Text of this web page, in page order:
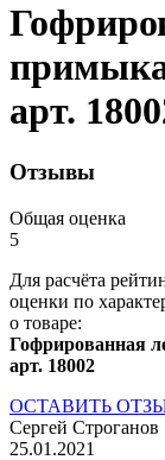
арт.
Отзывы
Общая оценка
5
Для расчёта
оценки по
о товаре:
Гофрированная
арт. 18002
ОСТАВИТЬ
Сергей Строганов
25.01.2021